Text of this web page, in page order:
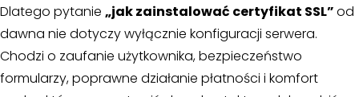
Dlatego pytanie „jak zainstalować certyfikat SSL”od
dawna nie dotyczy wyłącznie konfiguracji serwera.
Chodzi o zaufanie użytkownika, bezpieczeństwo
formularzy, poprawne działanie płatności i komfort